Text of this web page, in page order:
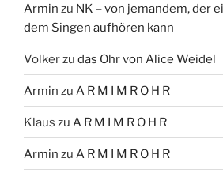
Armin zu NK – von jemandem, der
dem Singen aufhören kann
Volkerzu das Ohr von Alice Weidel
Armin zu A R M I M R O H R
Klaus zu A R M I M R O H R
Armin zu A R M I M R O H R